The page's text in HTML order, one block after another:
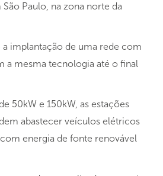
Paulo, na zona norte da
implantação de uma rede com
a mesma tecnologia até o final
50kW e 150kW, as estações
abastecer veículos elétricos
energia de fonte renovável